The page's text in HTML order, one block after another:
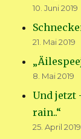
10. Juni 2019
21. Mai 2019
8. Mai 2019
Und jetzt
rain..“
25. April 2019